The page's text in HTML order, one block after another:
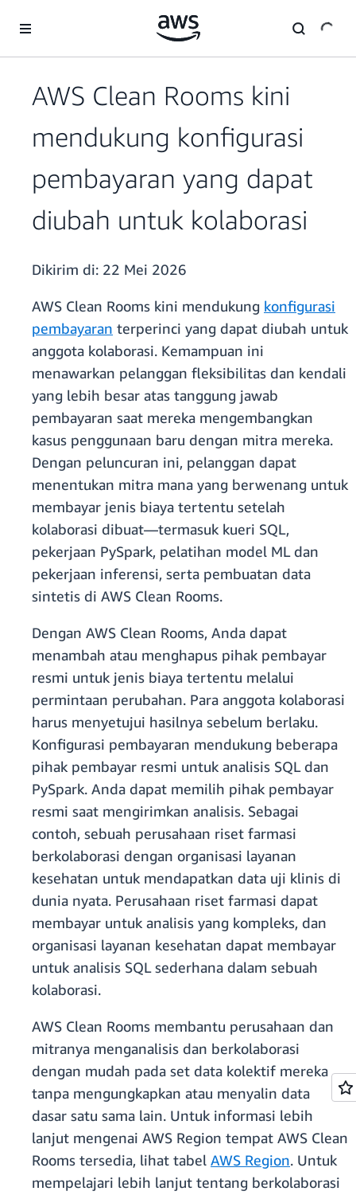
AWS Clean Rooms kini
mendukung konfigurasi
pembayaran yang dapat
diubah untuk kolaborasi
Dikirim di: 22 Mei 2026
AWS Clean Rooms kini mendukung konfigurasi
pembayaran terperinci yang dapat diubah untuk
anggota kolaborasi. Kemampuan ini
menawarkan pelanggan fleksibilitas dan kendali
yang lebih besar atas tanggung jawab
pembayaran saat mereka mengembangkan
kasus penggunaan baru dengan mitra mereka.
Dengan peluncuran ini, pelanggan dapat
menentukan mitra mana yang berwenang untuk
membayar jenis biaya tertentu setelah
kolaborasi dibuat—termasuk kueri SQL,
pekerjaan PySpark, pelatihan model ML dan
pekerjaan inferensi, serta pembuatan data
sintetis di AWS Clean Rooms.
Dengan AWS Clean Rooms, Anda dapat
menambah atau menghapus pihak pembayar
resmi untuk jenis biaya tertentu melalui
permintaan perubahan. Para anggota kolaborasi
harus menyetujui hasilnya sebelum berlaku.
Konfigurasi pembayaran mendukung beberapa
pihak pembayar resmi untuk analisis SQL dan
PySpark. Anda dapat memilih pihak pembayar
resmi saat mengirimkan analisis. Sebagai
contoh, sebuah perusahaan riset farmasi
berkolaborasi dengan organisasi layanan
kesehatan untuk mendapatkan data uji klinis di
dunia nyata. Perusahaan riset farmasi dapat
membayar untuk analisis yang kompleks, dan
organisasi layanan kesehatan dapat membayar
untuk analisis SQL sederhana dalam sebuah
kolaborasi.
AWS Clean Rooms membantu perusahaan dan
mitranya menganalisis dan berkolaborasi
dengan mudah pada set data kolektif mereka
tanpa mengungkapkan atau menyalin data
dasar satu sama lain. Untuk informasi lebih
lanjut mengenai AWS Region tempat AWS Clean
Rooms tersedia, lihat tabel AWS Region. Untuk
mempelajari lebih lanjut tentang berkolaborasi